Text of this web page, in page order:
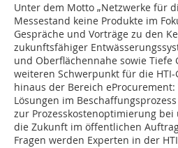
Unter dem Motto „Netzwerke für
Messestand keine Produkte im
Gespräche und Vorträge zu den
zukunftsfähiger
und Oberflächennahe sowie Tiefe
weiteren Schwerpunkt für die
hinaus der Bereich
Lösungen im
zur Prozesskostenoptimierung
die Zukunft im öffentlichen
Fragen werden Experten in der